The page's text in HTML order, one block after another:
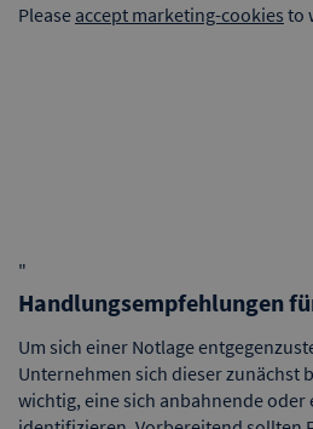
Please accept marketing-cookies to
"
Handlungsempfehlungen
Um sich einer Notlage
Unternehmen sich dieser zunächst
wichtig, eine sich anbahnende oder